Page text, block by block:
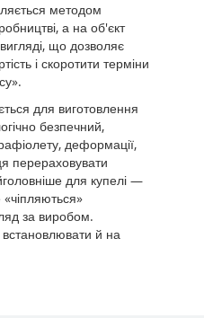
методом
а на об'єкт
що дозволяє
і скоротити терміни
для виготовлення
безпечний,
деформації,
перераховувати
для купелі —
за виробом.
встановлювати й на